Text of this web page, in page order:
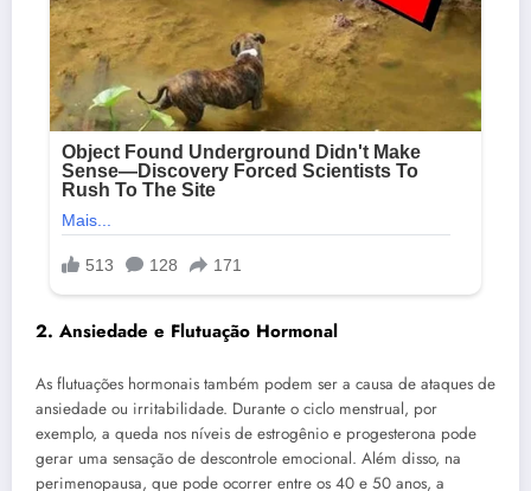
2. Ansiedade e Flutuação Hormonal
As flutuações hormonais também podem ser a causa de ataques de
ansiedade ou irritabilidade. Durante o ciclo menstrual, por
exemplo, a queda nos níveis de estrogênio e progesterona pode
gerar uma sensação de descontrole emocional. Além disso, na
perimenopausa, que pode ocorrer entre os 40 e 50 anos, a